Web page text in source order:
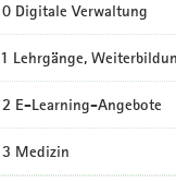
Digitale Verwaltung
Lehrgänge,
E-Learning-Angebote
Medizin